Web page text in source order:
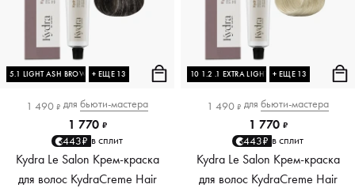
5.1 LIGHT ASH BROWN+ ЕЩЕ 13
1 490 ₽ для бьюти-мастера
1 770 ₽
443₽ в сплит
Kydra Le Salon Крем-краска
для волос KydraCreme Hair
10 1.2 .1 EXTRA LIGHT ASH BLONDE
+ ЕЩЕ 13
1 490 ₽ для бьюти-мастера
1 770 ₽
443₽ в сплит
Kydra Le Salon Крем-краска
для волос KydraCreme Hair